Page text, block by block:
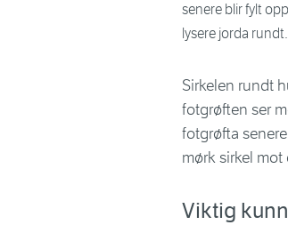
senere blir fylt
lysere jorda rundt.
Sirkelen rundt
fotgrøften ser
fotgrøfta
mørk sirkel
Viktig